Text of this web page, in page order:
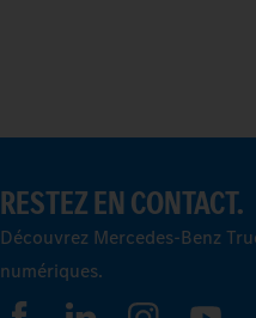
RESTEZ EN CONTACT.
Découvrez Mercedes-Benz
numériques.